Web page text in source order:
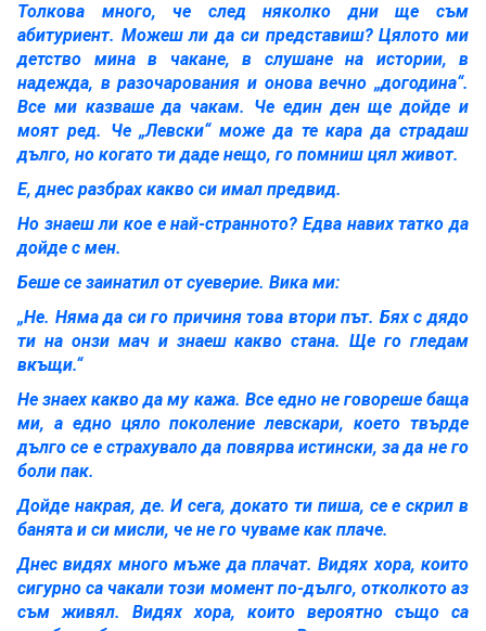
Толкова много, че след няколко дни ще съм
абитуриент. Можеш ли да си представиш? Цялото ми
детство мина в чакане, в слушане на истории, в
надежда, в разочарования и онова вечно „догодина“.
Все ми казваше да чакам. Че един ден ще дойде и
моят ред. Че „Левски“ може да те кара да страдаш
дълго, но когато ти даде нещо, го помниш цял живот.
Е, днес разбрах какво си имал предвид.
Но знаеш ли кое е най-странното? Едва навих татко да
дойде с мен.
Беше се заинатил от суеверие. Вика ми:
„Не. Няма да си го причиня това втори път. Бях с дядо
ти на онзи мач и знаеш какво стана. Ще го гледам
вкъщи.“
Не знаех какво да му кажа. Все едно не говореше баща
ми, а едно цяло поколение левскари, което твърде
дълго се е страхувало да повярва истински, за да не го
боли пак.
Дойде накрая, де. И сега, докато ти пиша, се е скрил в
банята и си мисли, че не го чуваме как плаче.
Днес видях много мъже да плачат. Видях хора, които
сигурно са чакали този момент по-дълго, отколкото аз
съм живял. Видях хора, които вероятно също са